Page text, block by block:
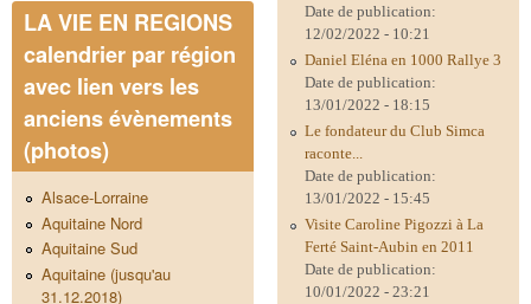
LA VIE EN REGIONS
calendrier par région
avec lien vers les
anciens évènements
(photos)
Alsace-Lorraine
Aquitaine Nord
Aquitaine Sud
Aquitaine (jusqu'au
31.12.2018)
Date de publication:
12/02/2022 - 10:21
Daniel Eléna en 1000 Rallye 3
Date de publication:
13/01/2022 - 18:15
Le fondateur du Club Simca
raconte...
Date de publication:
13/01/2022 - 15:45
Visite Caroline Pigozzi à La
Ferté Saint-Aubin en 2011
Date de publication:
10/01/2022 - 23:21